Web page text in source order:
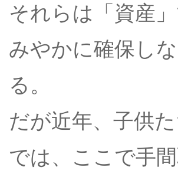
それらは「資産
みやかに確保し
る。
だが近年、子供
では、ここで手